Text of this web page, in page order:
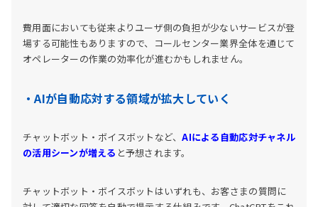
費用面においても従来よりユーザ側の負担が少ないサービスが登
場する可能性もありますので、コールセンター業界全体を通じて
オペレーターの作業の効率化が進むかもしれません。
・AIが自動応対する領域が拡大していく
チャットボット・ボイスボットなど、AIによる自動応対チャネル
の活用シーンが増える と予想されます。
チャットボット・ボイスボットはいずれも、お客さまの質問に